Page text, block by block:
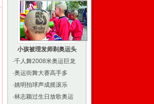
小孩被理发师剃奥运头
·千人舞2008米奥运巨龙
·奥运街舞大赛高手多
·姚明拍球声成摇滚乐
·林志颖过生日放歌奥运